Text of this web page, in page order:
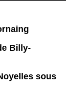
Billy-
sous